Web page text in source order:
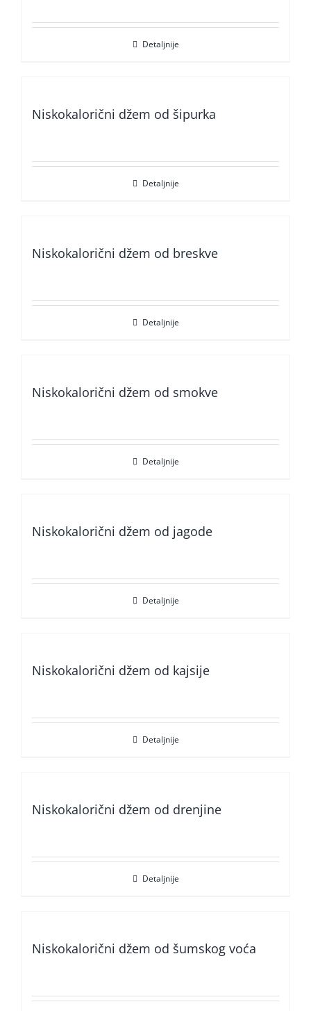
Detaljnije
Niskokalorični džem od šipurka
Detaljnije
Niskokalorični džem od breskve
Detaljnije
Niskokalorični džem od smokve
Detaljnije
Niskokalorični džem od jagode
Detaljnije
Niskokalorični džem od kajsije
Detaljnije
Niskokalorični džem od drenjine
Detaljnije
Niskokalorični džem od šumskog voća